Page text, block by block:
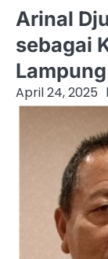
Arinal
sebagai
Lampung
April 24, 2025